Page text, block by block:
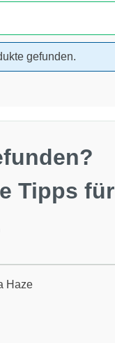
gefunden.
überspringen
Tipps für